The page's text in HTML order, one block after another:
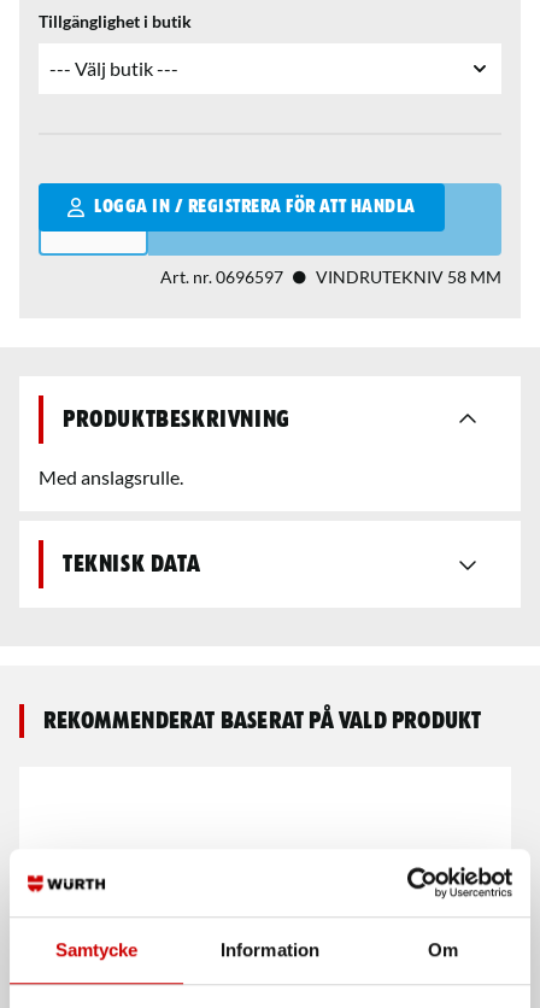
Samtycke Information Om
Tillgänglighet i butik
LOGGA IN / REGISTRERA FÖR ATT HANDLA
Qantity
Art. nr.0696597 VINDRUTEKNIV 58 MM
Produktbeskrivning
Med anslagsrulle.
Teknisk data
Rekommenderat baserat på vald produkt